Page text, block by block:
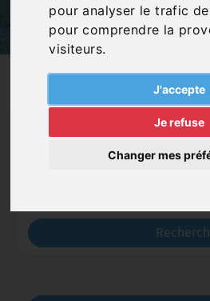
pour analyser le trafic
pour comprendre la
visiteurs.
J'accepte
Je refuse
Changer mes